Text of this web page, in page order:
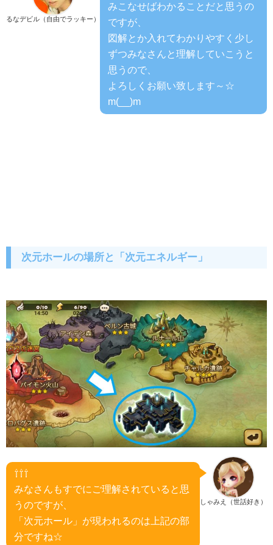
るなデビル（自由でラッキー）
みこなせばわかることだと思うの
ですが、
図解とか入れてわかりやすく少し
ずつみなさんと理解していこうと
思うので、
よろしくお願い致します～☆
m(__)m
次元ホールの場所と「次元エネルギー」
しゃみえ（世話好き）
⇧⇧⇧
みなさんもすでにご理解されていると思
うのですが、
「次元ホール」が現われるのは上記の部
分ですね☆